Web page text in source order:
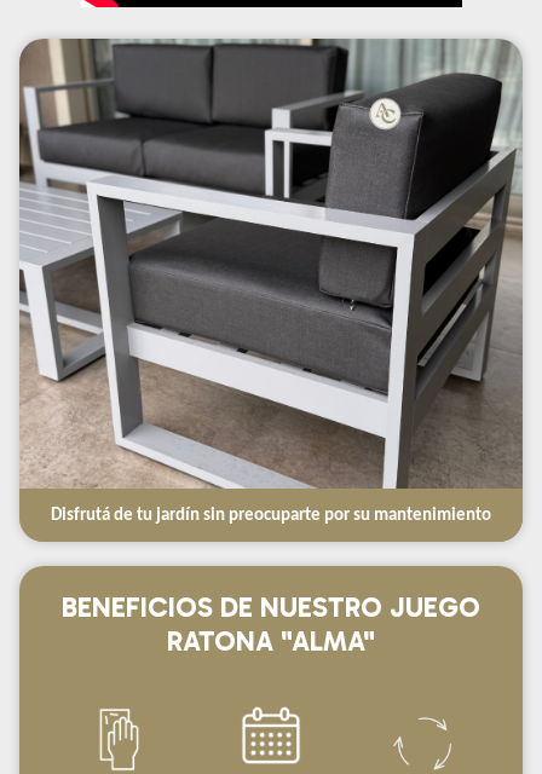
Disfrutá de tu jardín sin preocuparte por su mantenimiento
BENEFICIOS DE NUESTRO JUEGO
RATONA "ALMA"